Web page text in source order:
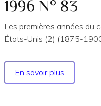
n°
1996 N° 83
Les premières années du
États-Unis (2) (1875-
En savoir plus
les